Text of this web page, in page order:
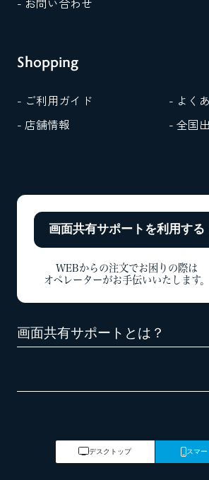
Shopping
- ご利用ガイド
- よく
- 店舗情報
- 全国
画面共有サポートを利用する
WEBからの注文でお困りの際は
オペレーターがお手伝いいたします。
画面共有サポートとは？
デスクトップ スマ